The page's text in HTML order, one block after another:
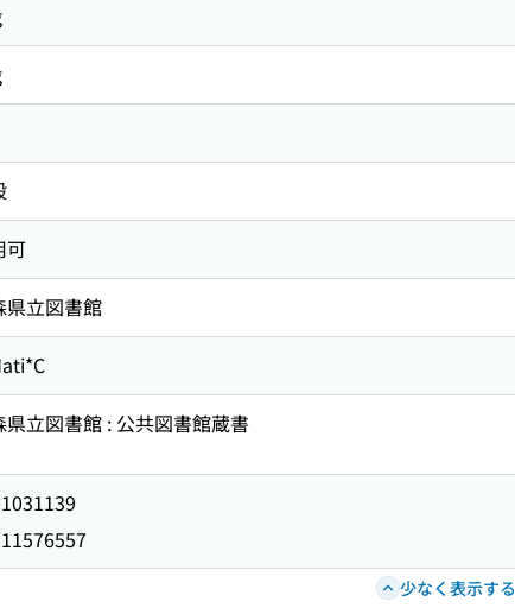
可
県立図書館
県立図書館 : 公共図書館蔵書
少なく表示する